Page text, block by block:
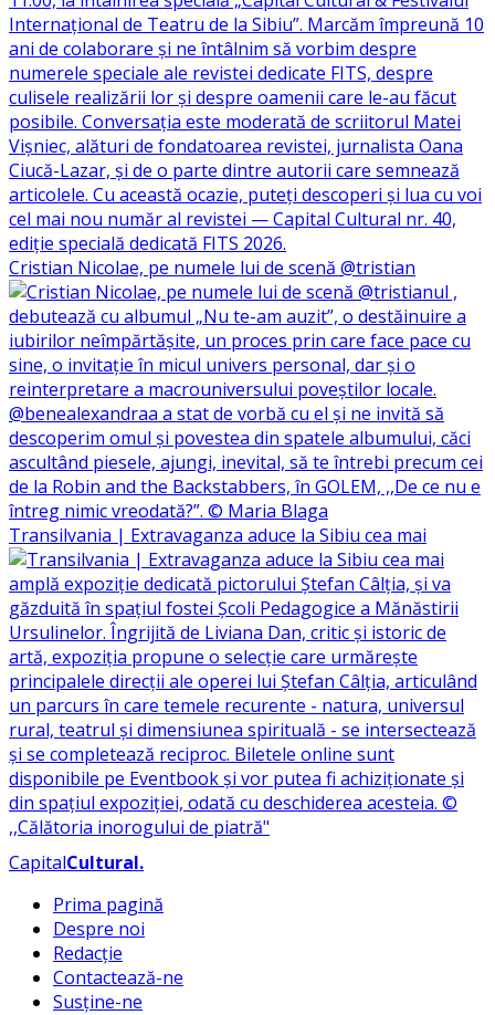
Cristian Nicolae, pe numele lui de scenă @tristian
Transilvania | Extravaganza aduce la Sibiu cea mai
CapitalCultural.
Prima pagină
Despre noi
Redacție
Contactează-ne
Susține-ne